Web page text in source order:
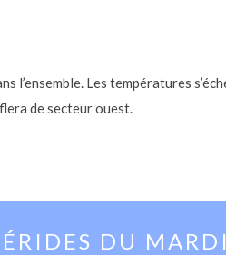
l’ensemble. Les températures
de secteur ouest.
DU